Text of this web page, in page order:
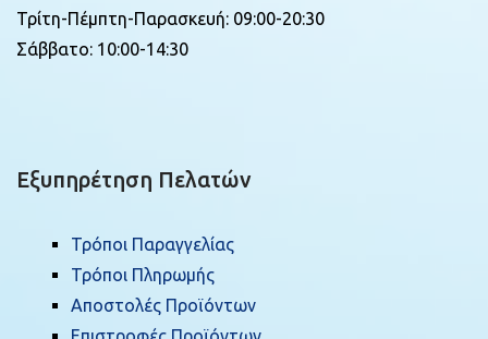
Τρίτη-Πέμπτη-Παρασκευή: 09:00-20:30
Σάββατο: 10:00-14:30
Εξυπηρέτηση Πελατών
Τρόποι Παραγγελίας
Τρόποι Πληρωμής
Αποστολές Προϊόντων